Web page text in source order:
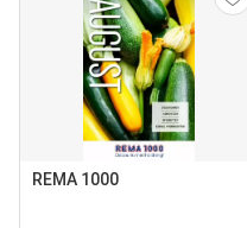
REMA 1000